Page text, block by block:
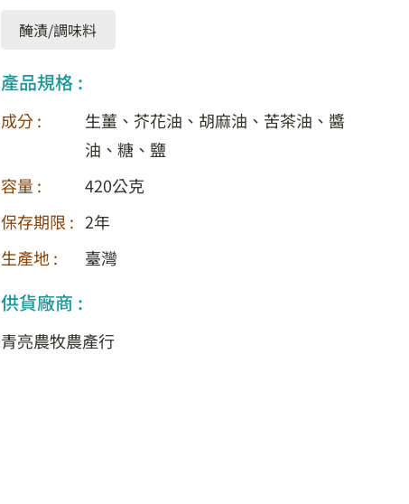
醃漬/調味料
產品規格 :
成分 :
生薑、芥花油、胡麻油、苦茶油、醬
油、糖、鹽
容量 :
420公克
保存期限 : 2年
生產地 :
臺灣
供貨廠商 :
青亮農牧農產行